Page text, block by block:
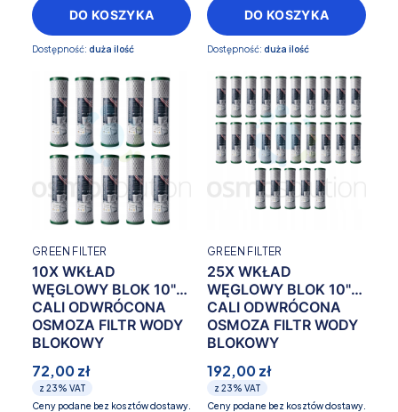
DO KOSZYKA
Dostępność: duża ilość
DO KOSZYKA
Dostępność: duża ilość
10X WKŁAD
WĘGLOWY BLOK 10"
CALI ODWRÓCONA
OSMOZA FILTR WODY
BLOKOWY
GREEN FILTER
72,00 zł
z 23% VAT
Ceny podane bez kosztów dostawy.
25X WKŁAD
WĘGLOWY BLOK 10"
CALI ODWRÓCONA
OSMOZA FILTR WODY
BLOKOWY
GREEN FILTER
192,00 zł
z 23% VAT
Ceny podane bez kosztów dostawy.